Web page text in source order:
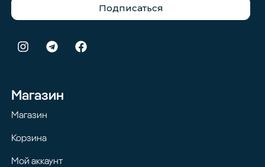
Подписаться
Магазин
Магазин
Корзина
Мой аккаунт